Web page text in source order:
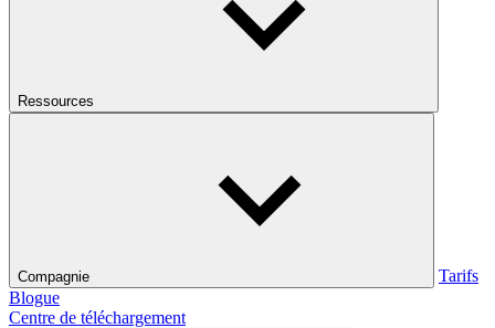
Ressources
Compagnie
Tarifs
Blogue
Centre de téléchargement